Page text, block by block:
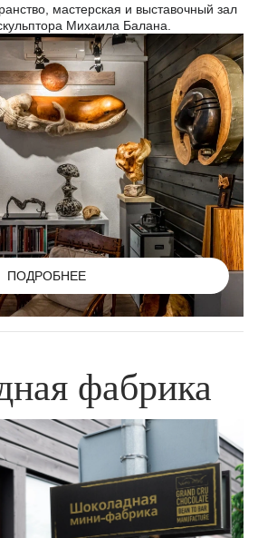
мастерская и выставочный зал
Михаила Балана.
ПОДРОБНЕЕ
фабрика